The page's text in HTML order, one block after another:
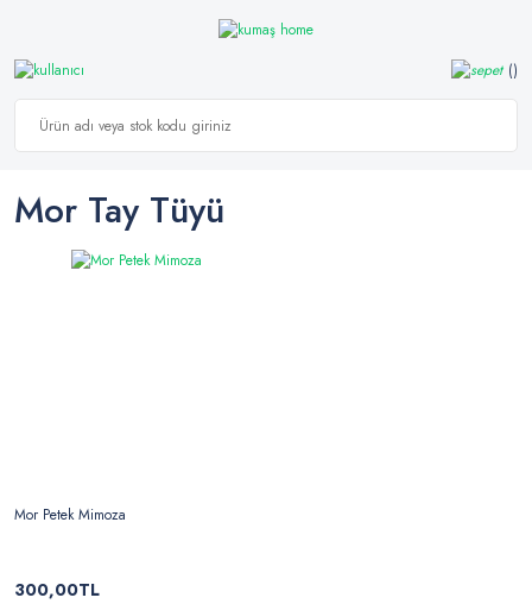
Mor Tay Tüyü
Mor Petek Mimoza
300,00TL